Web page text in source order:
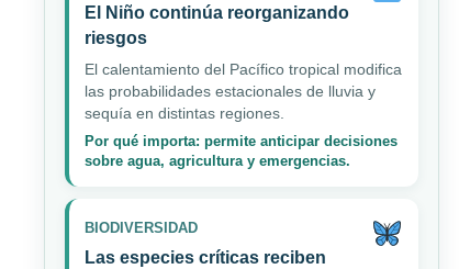
El Niño continúa reorganizando
riesgos
El calentamiento del Pacífico tropical modifica
las probabilidades estacionales de lluvia y
sequía en distintas regiones.
Por qué importa: permite anticipar decisiones
sobre agua, agricultura y emergencias.
BIODIVERSIDAD
Las especies críticas reciben